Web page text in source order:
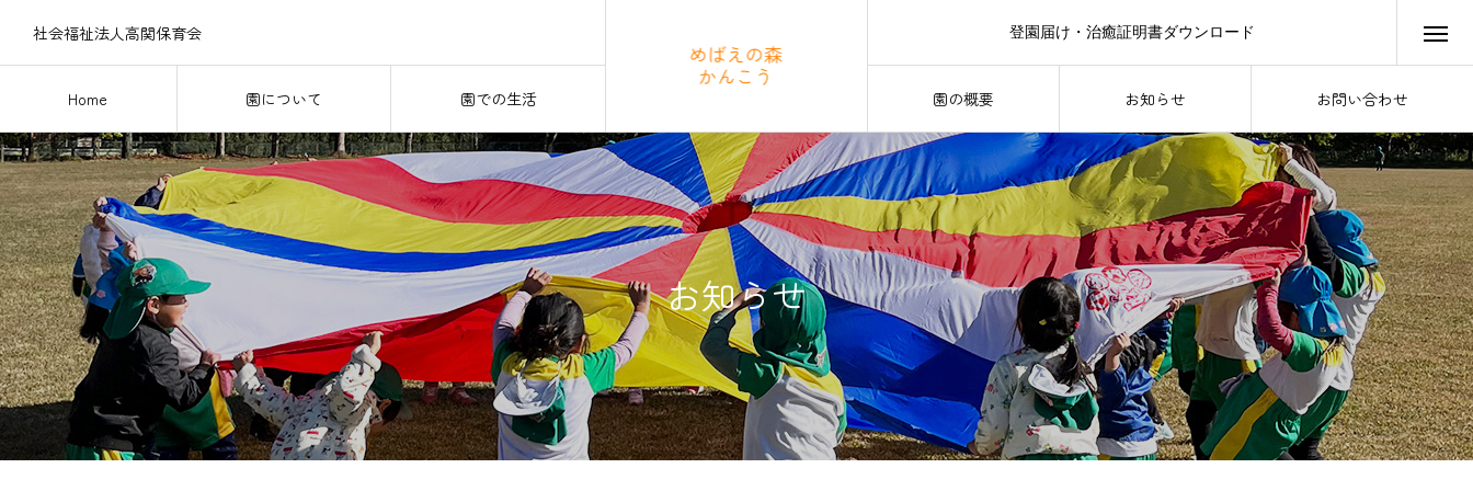
Home 園について 園での生活 園の概要 お知らせ お問い合わせ
社会福祉法人高関保育会 登園届け・治癒証明書ダウンロード
お知らせ